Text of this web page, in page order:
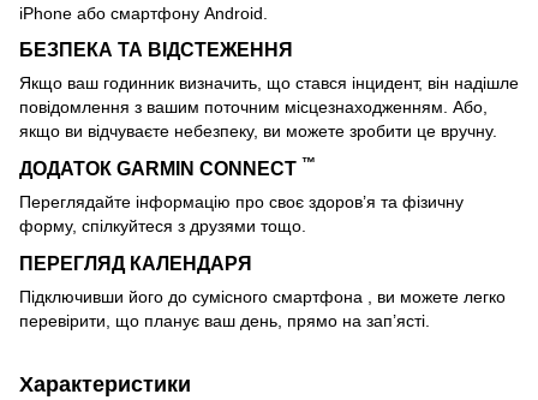
iPhone або смартфону Android.
БЕЗПЕКА ТА ВІДСТЕЖЕННЯ
Якщо ваш годинник визначить, що стався інцидент, він надішле
повідомлення з вашим поточним місцезнаходженням. Або,
якщо ви відчуваєте небезпеку, ви можете зробити це вручну.
ДОДАТОК GARMIN CONNECT ™
Переглядайте інформацію про своє здоров’я та фізичну
форму, спілкуйтеся з друзями тощо.
ПЕРЕГЛЯД КАЛЕНДАРЯ
Підключивши його до сумісного смартфона , ви можете легко
перевірити, що планує ваш день, прямо на зап’ясті.
Характеристики